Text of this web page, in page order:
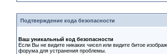
Подтверждение кода безопасности
Ваш уникальный код безопасности
Если Вы не видите никаких чисел или видите битое
форума для устранения проблемы.